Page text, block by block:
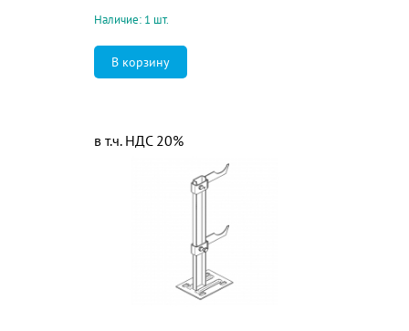
Наличие: 1 шт.
в т.ч. НДС 20%